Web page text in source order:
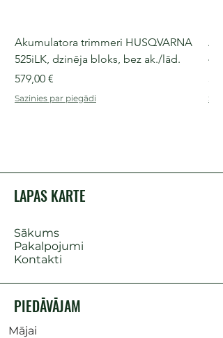
Akumulatora trimmeri HUSQVARNA
525iLK, dzinēja bloks, bez ak./lād.
Cena
579,00 €
Sazinies par piegādi
LAPAS KARTE
Sākums
Pakalpojumi
Kontakti
PIEDĀVĀJAM
Mājai